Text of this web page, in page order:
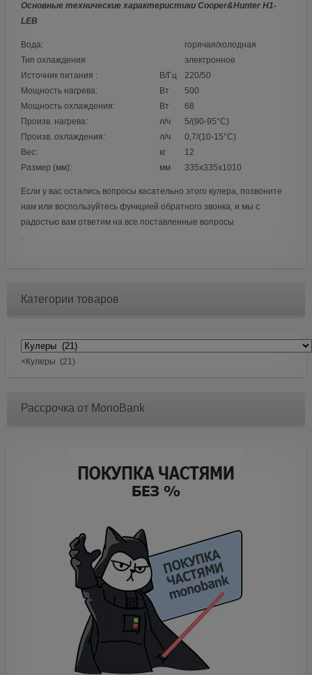
Основные технические характеристики Cooper&Hunter H1-
LEB
Вода:
горячая/холодная
Тип охлаждения
электронное
Источник питания :
В/Гц
220/50
Мощность нагрева:
Вт
500
Мощность охлаждения:
Вт
68
Произв. нагрева:
л/ч
5/(90-95°C)
Произв. охлаждения:
л/ч
0,7/(10-15°C)
Вес:
кг
12
Размер (мм):
мм 335х335х1010
Если у вас остались вопросы касательно этого кулера, позвоните
нам или воспользуйтесь функцией обратного звонка, и мы с
радостью вам ответим на все поставленные вопросы
.
Категории товаров
× Кулеры (21)
Рассрочка от MonoBank